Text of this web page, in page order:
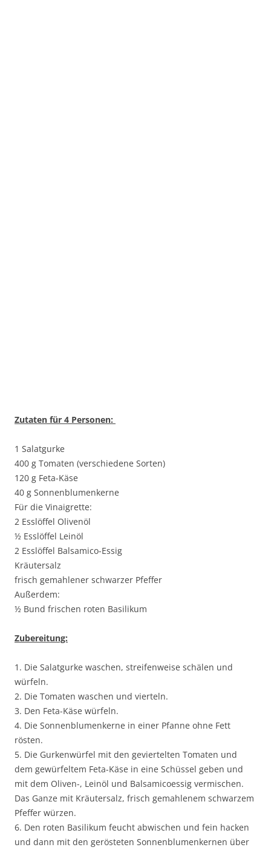
Zutaten für 4 Personen:
1 Salatgurke
400 g Tomaten (verschiedene Sorten)
120 g Feta-Käse
40 g Sonnenblumenkerne
Für die Vinaigrette:
2 Esslöffel Olivenöl
½ Esslöffel Leinöl
2 Esslöffel Balsamico-Essig
Kräutersalz
frisch gemahlener schwarzer Pfeffer
Außerdem:
½ Bund frischen roten Basilikum
Zubereitung:
1. Die Salatgurke waschen, streifenweise schälen und
würfeln.
2. Die Tomaten waschen und vierteln.
3. Den Feta-Käse würfeln.
4. Die Sonnenblumenkerne in einer Pfanne ohne Fett
rösten.
5. Die Gurkenwürfel mit den geviertelten Tomaten und
dem gewürfeltem Feta-Käse in eine Schüssel geben und
mit dem Oliven-, Leinöl und Balsamicoessig vermischen.
Das Ganze mit Kräutersalz, frisch gemahlenem schwarzem
Pfeffer würzen.
6. Den roten Basilikum feucht abwischen und fein hacken
und dann mit den gerösteten Sonnenblumenkernen über